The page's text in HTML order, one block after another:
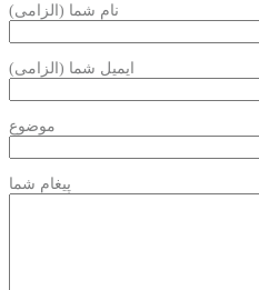
نام شما (الزامی)
ایمیل شما (الزامی)
موضوع
پیغام شما